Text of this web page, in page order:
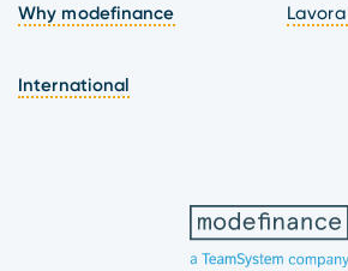
Why modefinance
International